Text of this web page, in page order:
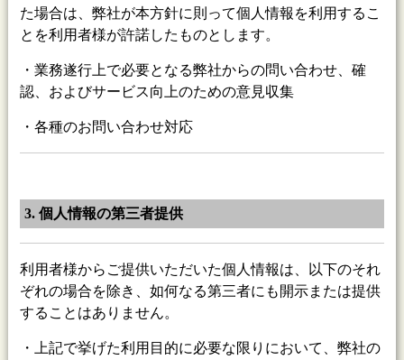
た場合は、弊社が本方針に則って個人情報を利用するこ
とを利用者様が許諾したものとします。
・業務遂行上で必要となる弊社からの問い合わせ、確
認、およびサービス向上のための意見収集
・各種のお問い合わせ対応
3. 個人情報の第三者提供
利用者様からご提供いただいた個人情報は、以下のそれ
ぞれの場合を除き、如何なる第三者にも開示または提供
することはありません。
・上記で挙げた利用目的に必要な限りにおいて、弊社の